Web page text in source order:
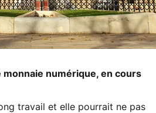
monnaie numérique, en cours
travail et elle pourrait ne pas